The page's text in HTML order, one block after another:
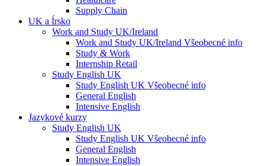
Supply Chain
UK a Írsko
Work and Study UK/Ireland
Work and Study UK/Ireland Všeobecné info
Study & Work
Internship Retail
Study English UK
Study English UK Všeobecné info
General English
Intensive English
Jazykové kurzy
Study English UK
Study English UK Všeobecné info
General English
Intensive English